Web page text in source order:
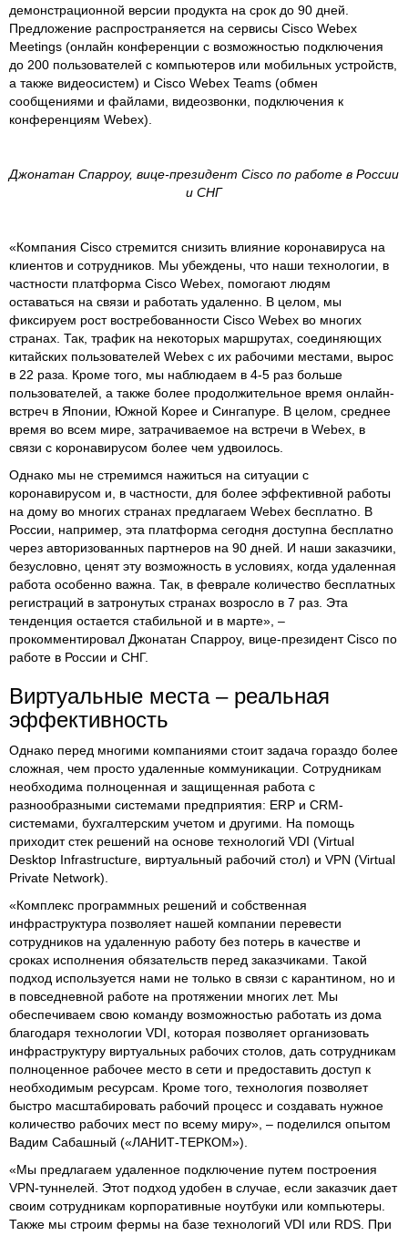
демонстрационной версии продукта на срок до 90 дней.
Предложение распространяется на сервисы Cisco Webex
Meetings (онлайн конференции с возможностью подключения
до 200 пользователей с компьютеров или мобильных устройств,
а также видеосистем) и Cisco Webex Teams (обмен
сообщениями и файлами, видеозвонки, подключения к
конференциям Webex).
Джонатан Спарроу, вице-президент Cisco по работе в России
и СНГ
«Компания Cisco стремится снизить влияние коронавируса на
клиентов и сотрудников. Мы убеждены, что наши технологии, в
частности платформа Cisco Webex, помогают людям
оставаться на связи и работать удаленно. В целом, мы
фиксируем рост востребованности Cisco Webex во многих
странах. Так, трафик на некоторых маршрутах, соединяющих
китайских пользователей Webex с их рабочими местами, вырос
в 22 раза. Кроме того, мы наблюдаем в 4-5 раз больше
пользователей, а также более продолжительное время онлайн-
встреч в Японии, Южной Корее и Сингапуре. В целом, среднее
время во всем мире, затрачиваемое на встречи в Webex, в
связи с коронавирусом более чем удвоилось.
Однако мы не стремимся нажиться на ситуации с
коронавирусом и, в частности, для более эффективной работы
на дому во многих странах предлагаем Webex бесплатно. В
России, например, эта платформа сегодня доступна бесплатно
через авторизованных партнеров на 90 дней. И наши заказчики,
безусловно, ценят эту возможность в условиях, когда удаленная
работа особенно важна. Так, в феврале количество бесплатных
регистраций в затронутых странах возросло в 7 раз. Эта
тенденция остается стабильной и в марте», –
прокомментировал Джонатан Спарроу, вице-президент Cisco по
работе в России и СНГ.
Виртуальные места – реальная
эффективность
Однако перед многими компаниями стоит задача гораздо более
сложная, чем просто удаленные коммуникации. Сотрудникам
необходима полноценная и защищенная работа с
разнообразными системами предприятия: ERP и CRM-
системами, бухгалтерским учетом и другими. На помощь
приходит стек решений на основе технологий VDI (Virtual
Desktop Infrastructure, виртуальный рабочий стол) и VPN (Virtual
Private Network).
«Комплекс программных решений и собственная
инфраструктура позволяет нашей компании перевести
сотрудников на удаленную работу без потерь в качестве и
сроках исполнения обязательств перед заказчиками. Такой
подход используется нами не только в связи с карантином, но и
в повседневной работе на протяжении многих лет. Мы
обеспечиваем свою команду возможностью работать из дома
благодаря технологии VDI, которая позволяет организовать
инфраструктуру виртуальных рабочих столов, дать сотрудникам
полноценное рабочее место в сети и предоставить доступ к
необходимым ресурсам. Кроме того, технология позволяет
быстро масштабировать рабочий процесс и создавать нужное
количество рабочих мест по всему миру», – поделился опытом
Вадим Сабашный («ЛАНИТ-ТЕРКОМ»).
«Мы предлагаем удаленное подключение путем построения
VPN-туннелей. Этот подход удобен в случае, если заказчик дает
своим сотрудникам корпоративные ноутбуки или компьютеры.
Также мы строим фермы на базе технологий VDI или RDS. При